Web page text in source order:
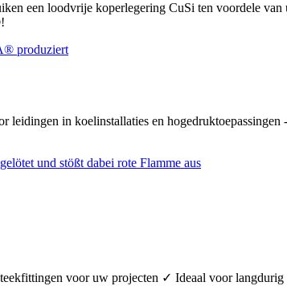
een loodvrije koperlegering CuSi ten voordele
leidingen in koelinstallaties en
voor uw projecten ✓ Ideaal voor